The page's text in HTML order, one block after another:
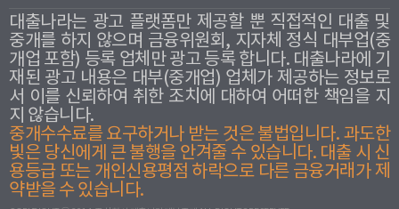
대출나라는 광고 플랫폼만 제공할 뿐 직접적인 대출 및
중개를 하지 않으며 금융위원회, 지자체 정식 대부업(중
개업 포함) 등록 업체만 광고 등록 합니다. 대출나라에 기
재된 광고 내용은 대부(중개업) 업체가 제공하는 정보로
서 이를 신뢰하여 취한 조치에 대하여 어떠한 책임을 지
지 않습니다.
중개수수료를 요구하거나 받는 것은 불법입니다. 과도한
빛은 당신에게 큰 불행을 안겨줄 수 있습니다. 대출 시 신
용등급 또는 개인신용평점 하락으로 다른 금융거래가 제
약받을 수 있습니다.